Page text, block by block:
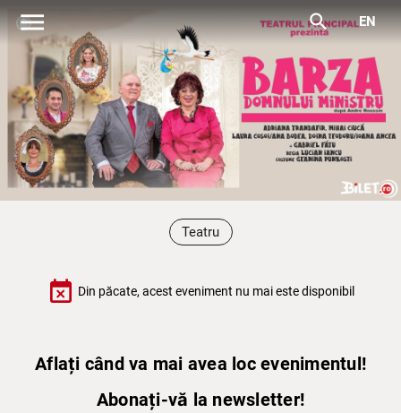
menu search EN
Teatru
event_busy Din păcate, acest eveniment nu mai este disponibil
Aflați când va mai avea loc evenimentul!
Abonați-vă la newsletter!